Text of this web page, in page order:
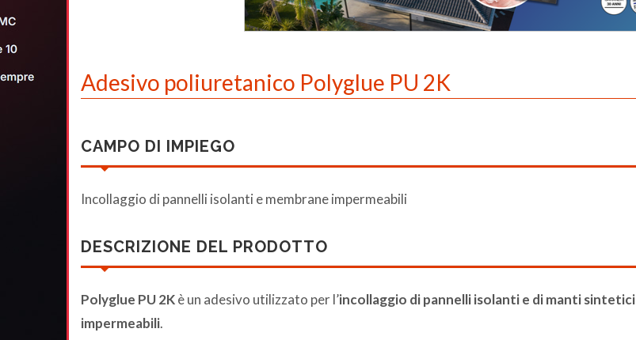
Adesivo poliuretanico Polyglue PU 2K
CAMPO DI IMPIEGO
Incollaggio di pannelli isolanti e membrane impermeabili
DESCRIZIONE DEL PRODOTTO
Polyglue PU 2Kè un adesivo utilizzato per l’incollaggio di pannelli isolanti e di manti sintetici
impermeabili.